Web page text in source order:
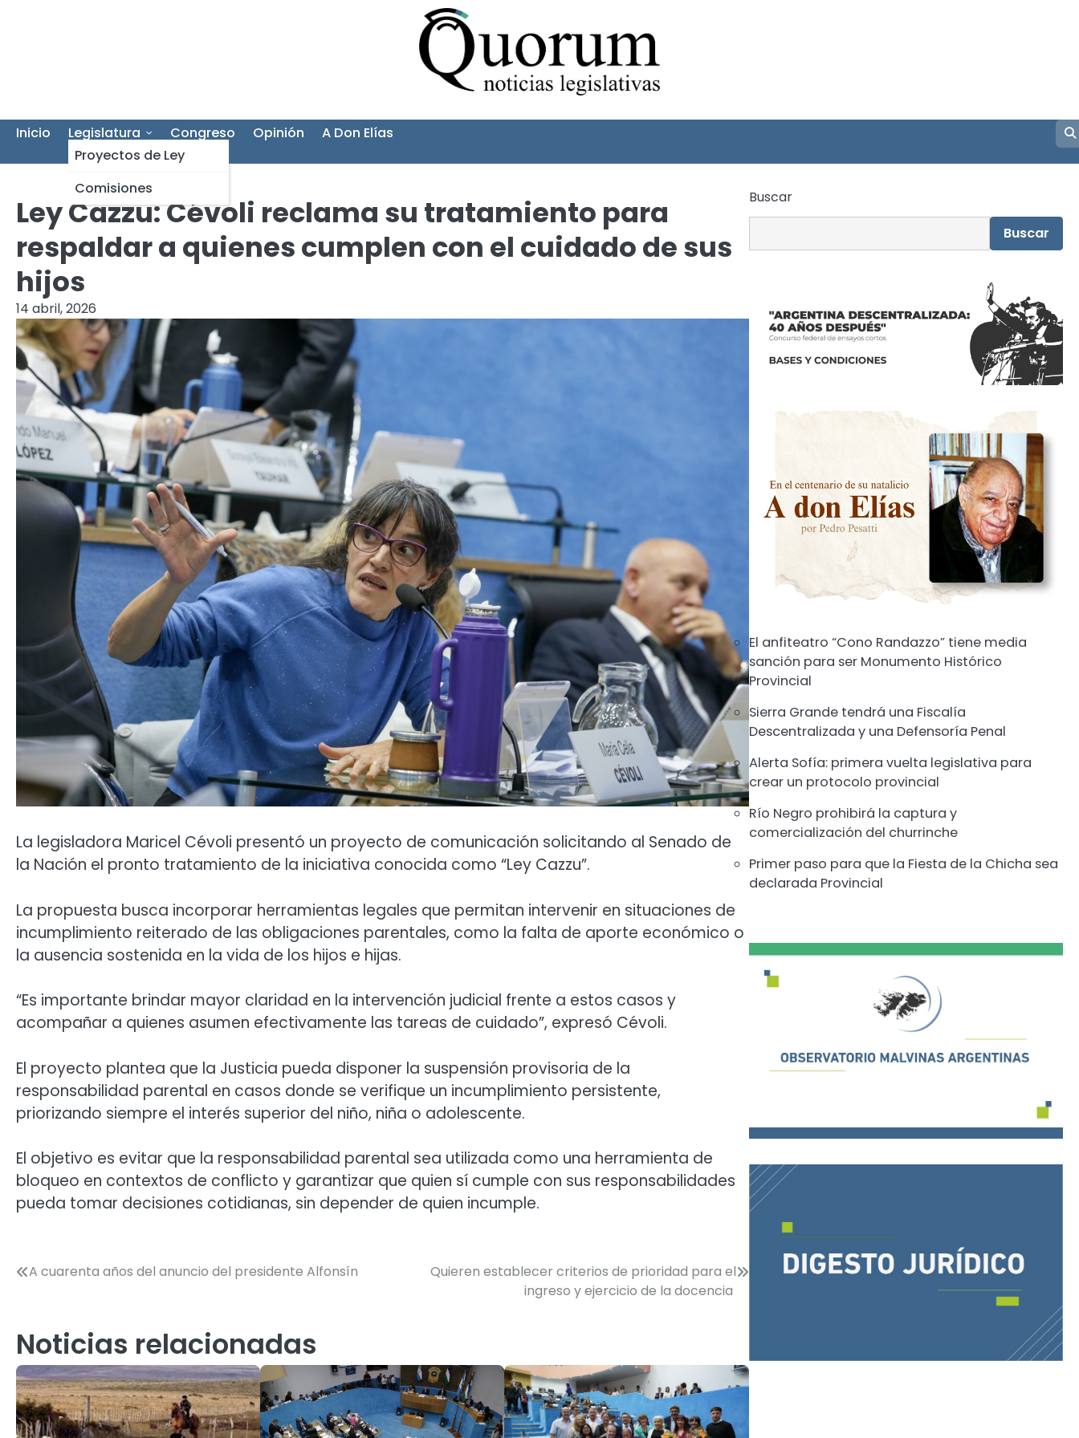
Inicio
Legislatura
Proyectos de Ley
Comisiones
Congreso Opinión A Don Elías
Ley Cazzu: Cévoli reclama su tratamiento para
respaldar a quienes cumplen con el cuidado de sus
hijos
14 abril, 2026
La legisladora Maricel Cévoli presentó un proyecto de comunicación solicitando al Senado de
la Nación el pronto tratamiento de la iniciativa conocida como “Ley Cazzu”.
La propuesta busca incorporar herramientas legales que permitan intervenir en situaciones de
incumplimiento reiterado de las obligaciones parentales, como la falta de aporte económico o
la ausencia sostenida en la vida de los hijos e hijas.
“Es importante brindar mayor claridad en la intervención judicial frente a estos casos y
acompañar a quienes asumen efectivamente las tareas de cuidado”, expresó Cévoli.
El proyecto plantea que la Justicia pueda disponer la suspensión provisoria de la
responsabilidad parental en casos donde se verifique un incumplimiento persistente,
priorizando siempre el interés superior del niño, niña o adolescente.
El objetivo es evitar que la responsabilidad parental sea utilizada como una herramienta de
bloqueo en contextos de conflicto y garantizar que quien sí cumple con sus responsabilidades
pueda tomar decisiones cotidianas, sin depender de quien incumple.
Navegación
entradas
A cuarenta años del anuncio del presidente Alfonsín
Quieren establecer criterios de prioridad para el
ingreso y ejercicio de la docencia
Noticias relacionadas
Buscar
Buscar
El anfiteatro “Cono Randazzo” tiene media
sanción para ser Monumento Histórico
Provincial
Sierra Grande tendrá una Fiscalía
Descentralizada y una Defensoría Penal
Alerta Sofía: primera vuelta legislativa para
crear un protocolo provincial
Río Negro prohibirá la captura y
comercialización del churrinche
Primer paso para que la Fiesta de la Chicha sea
declarada Provincial